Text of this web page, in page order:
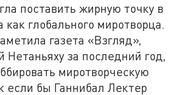
поставить жирную точку в
глобального миротворца.
газета «Взгляд»,
Нетаньяху за последний год,
миротворческую
если бы Ганнибал Лектер